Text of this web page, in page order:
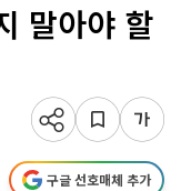
말아야 할
구글 선호매체 추가